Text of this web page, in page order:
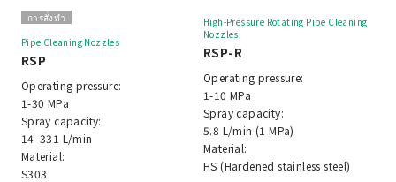
การสั่งทำ
Pipe Cleaning Nozzles
RSP
Operating pressure:
1-30 MPa
Spray capacity:
14–331 L/min
Material:
S303
High-Pressure Rotating Pipe Cleaning
Nozzles
RSP-R
Operating pressure:
1-10 MPa
Spray capacity:
5.8 L/min (1 MPa)
Material:
HS (Hardened stainless steel)